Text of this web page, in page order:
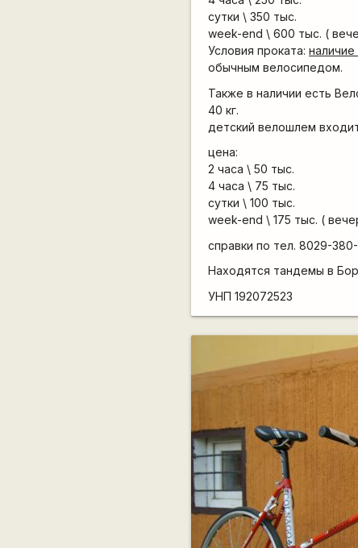
сутки \ 350 тыс.
week-end \ 600 тыс. (
Условия проката:наличие
обычным велосипедом.
Также в наличии есть
40 кг.
детский велошлем
цена:
2 часа \ 50 тыс.
4 часа \ 75 тыс.
сутки \ 100 тыс.
week-end \ 175 тыс. (
справки по тел. 8029-
Находятся тандемы в
УНП 192072523